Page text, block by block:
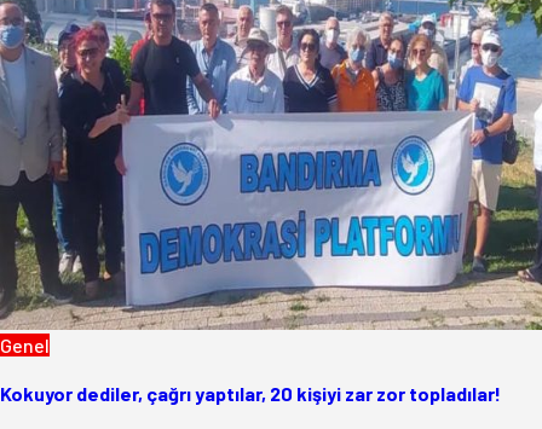
Genel
Kokuyor dediler, çağrı yaptılar, 20 kişiyi zar zor topladılar!